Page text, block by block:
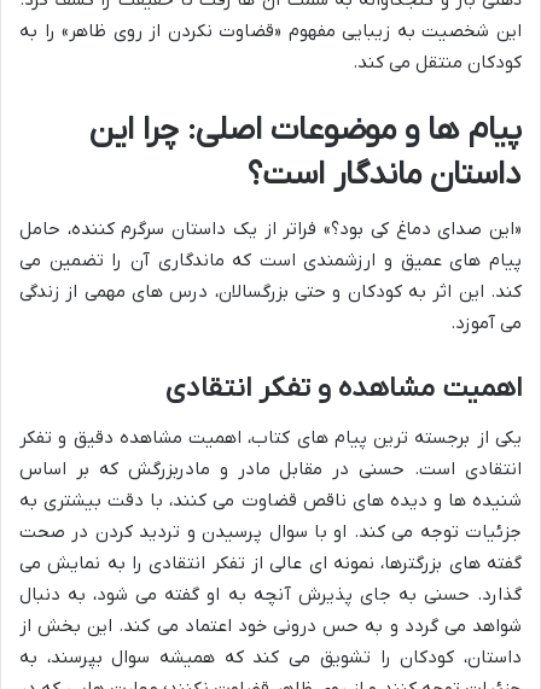
این شخصیت به زیبایی مفهوم «قضاوت نکردن از روی ظاهر» را به
کودکان منتقل می کند.
پیام ها و موضوعات اصلی: چرا این
داستان ماندگار است؟
«این صدای دماغ کی بود؟» فراتر از یک داستان سرگرم کننده، حامل
پیام های عمیق و ارزشمندی است که ماندگاری آن را تضمین می
کند. این اثر به کودکان و حتی بزرگسالان، درس های مهمی از زندگی
می آموزد.
اهمیت مشاهده و تفکر انتقادی
یکی از برجسته ترین پیام های کتاب، اهمیت مشاهده دقیق و تفکر
انتقادی است. حسنی در مقابل مادر و مادربزرگش که بر اساس
شنیده ها و دیده های ناقص قضاوت می کنند، با دقت بیشتری به
جزئیات توجه می کند. او با سوال پرسیدن و تردید کردن در صحت
گفته های بزرگترها، نمونه ای عالی از تفکر انتقادی را به نمایش می
گذارد. حسنی به جای پذیرش آنچه به او گفته می شود، به دنبال
شواهد می گردد و به حس درونی خود اعتماد می کند. این بخش از
داستان، کودکان را تشویق می کند که همیشه سوال بپرسند، به